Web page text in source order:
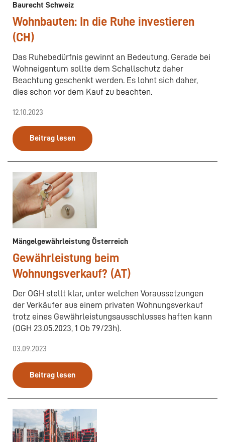
Baurecht Schweiz
Wohnbauten: In die Ruhe investieren
(CH)
Das Ruhebedürfnis gewinnt an Bedeutung. Gerade bei
Wohneigentum sollte dem Schallschutz daher
Beachtung geschenkt werden. Es lohnt sich daher,
dies schon vor dem Kauf zu beachten.
12.10.2023
Beitrag lesen
Mängelgewährleistung Österreich
Gewährleistung beim
Wohnungsverkauf? (AT)
Der OGH stellt klar, unter welchen Voraussetzungen
der Verkäufer aus einem privaten Wohnungsverkauf
trotz eines Gewährleistungsausschlusses haften kann
(OGH 23.05.2023, 1 Ob 79/23h).
03.09.2023
Beitrag lesen